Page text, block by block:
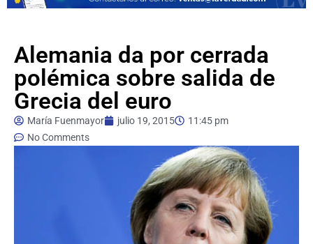
Alemania da por cerrada
polémica sobre salida de
Grecia del euro
María Fuenmayor julio 19, 2015
11:45 pm
No Comments